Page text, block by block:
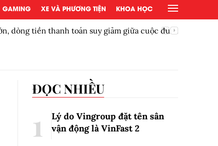
GAMING XE VÀ PHƯƠNG TIỆN KHOA HỌC
toán suy giảm giữa cuộc đua ngân hàng
ĐỌC NHIỀU
Lý do Vingroup đặt tên sân
vận động là VinFast2